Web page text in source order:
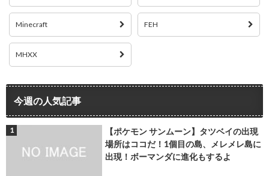
Minecraft FEH
MHXX
今週の人気記事
【ポケモン サンムーン】タツベイの出現
場所はココだ！1個目の島、メレメレ島に
出現！ボーマンダに進化もするよ